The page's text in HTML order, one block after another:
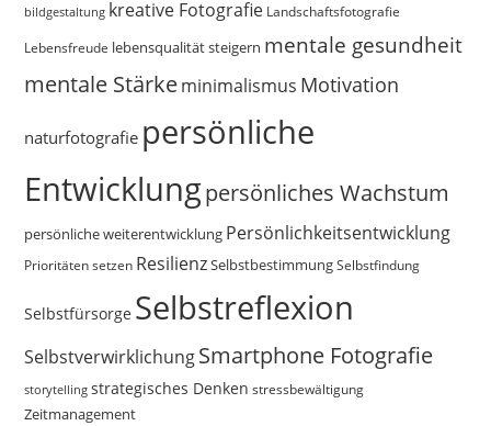
bildgestaltung kreative Fotografie Landschaftsfotografie
Lebensfreude lebensqualität steigern mentale gesundheit
mentale Stärkeminimalismus Motivation
naturfotografie persönliche
Entwicklungpersönliches Wachstum
persönliche weiterentwicklung Persönlichkeitsentwicklung
Prioritäten setzen ResilienzSelbstbestimmung Selbstfindung
Selbstfürsorge Selbstreflexion
SelbstverwirklichungSmartphone Fotografie
storytelling strategisches Denken stressbewältigung
Zeitmanagement